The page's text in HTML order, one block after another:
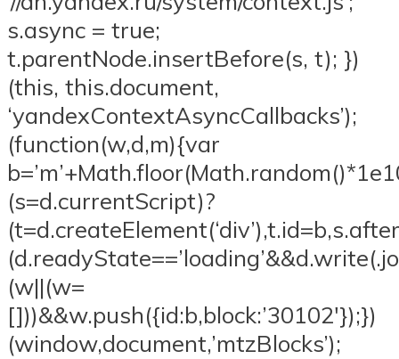
s.async = true;
t.parentNode.insertBefore(s, t); })
(this, this.document,
‘yandexContextAsyncCallbacks’);
(function(w,d,m){var
(s=d.currentScript)?
(w||(w=
[]))&&w.push({id:b,block:’30102′});})
(window,document,’mtzBlocks’);